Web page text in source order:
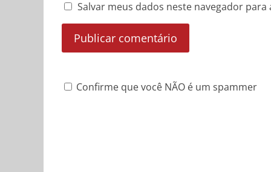
Salvar meus dados neste navegador
Confirme que você NÃO é um spammer